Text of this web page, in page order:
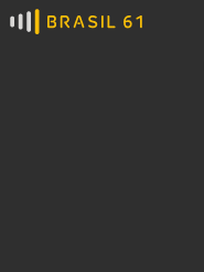
Ver todas as notícias